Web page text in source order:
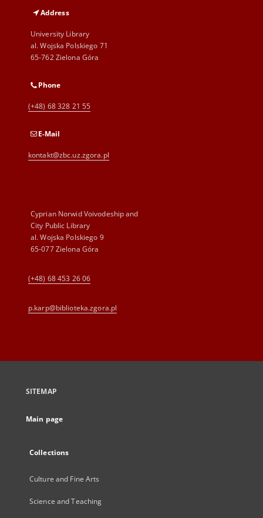
Address
University Library
al. Wojska Polskiego 71
65-762 Zielona Góra
Phone
(+48) 68 328 21 55
E-Mail
kontakt@zbc.uz.zgora.pl
Cyprian Norwid Voivodeship and
City Public Library
al. Wojska Polskiego 9
65-077 Zielona Góra
(+48) 68 453 26 06
p.karp@biblioteka.zgora.pl
SITEMAP
Main page
Collections
Culture and Fine Arts
Science and Teaching